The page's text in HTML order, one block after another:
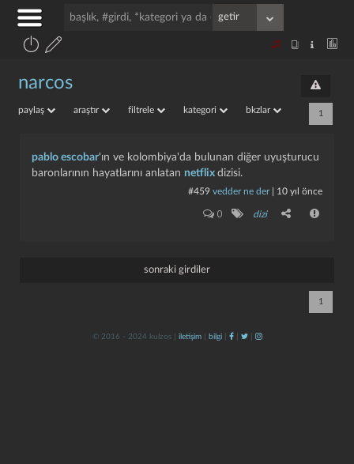
narcos
paylaş araştır filtrele kategori bkzlar 1
pablo escobar'ın ve kolombiya'da bulunan diğer uyuşturucu
baronlarının hayatlarını anlatan netflix dizisi.
#459 vedder ne der| 10 yıl önce
0 dizi
sonraki girdiler
1
© 2016 - 2024 kulzos | iletişim| bilgi| | |